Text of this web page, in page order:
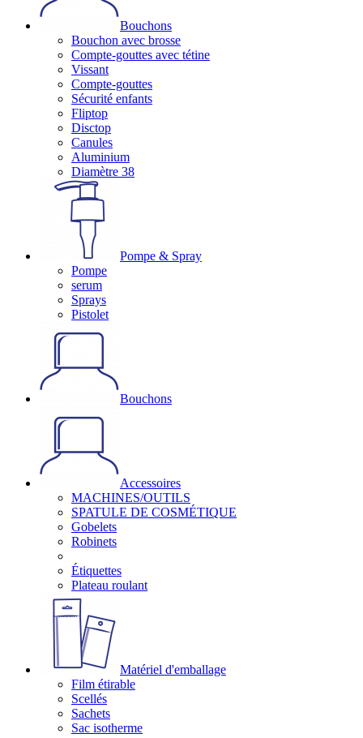
Bouchons
Bouchon avec brosse
Compte-gouttes avec tétine
Vissant
Compte-gouttes
Sécurité enfants
Fliptop
Disctop
Canules
Aluminium
Diamètre 38
Pompe & Spray
Pompe
serum
Sprays
Pistolet
Bouchons
Accessoires
MACHINES/OUTILS
SPATULE DE COSMÉTIQUE
Gobelets
Robinets
Étiquettes
Plateau roulant
Matériel d'emballage
Film étirable
Scellés
Sachets
Sac isotherme